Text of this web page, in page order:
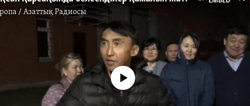
/ Азаттық Радиосы
No media source currently available